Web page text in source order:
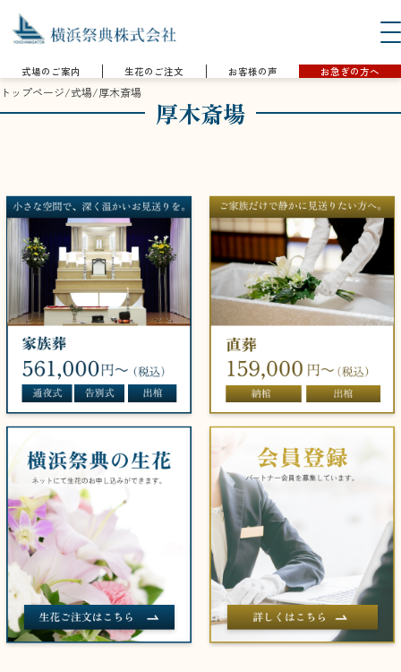
式場のご案内 生花のご注文 お客様の声 お急ぎの方へ
トップページ/式場/厚木斎場
厚木斎場